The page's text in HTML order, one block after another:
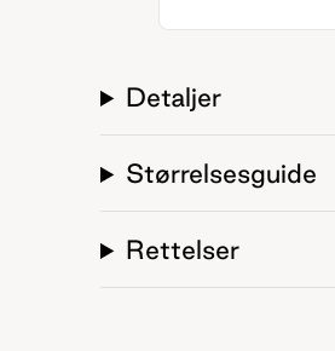
Detaljer
Størrelsesguide
Rettelser